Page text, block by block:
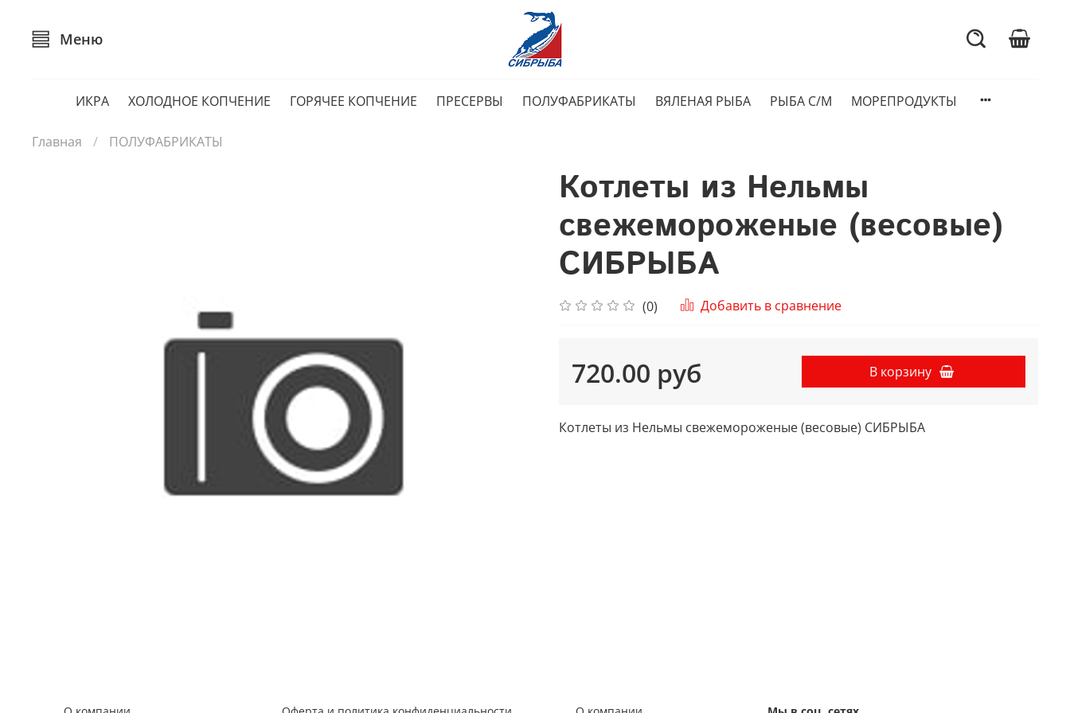
Меню
ИКРА ХОЛОДНОЕ КОПЧЕНИЕ ГОРЯЧЕЕ КОПЧЕНИЕ ПРЕСЕРВЫ ПОЛУФАБРИКАТЫ ВЯЛЕНАЯ РЫБА РЫБА С/М МОРЕПРОДУКТЫ
Главная ПОЛУФАБРИКАТЫ
Котлеты из Нельмы
свежемороженые (весовые)
СИБРЫБА
(0) Добавить в сравнение
720.00 руб В корзину
Котлеты из Нельмы свежемороженые (весовые) СИБРЫБА